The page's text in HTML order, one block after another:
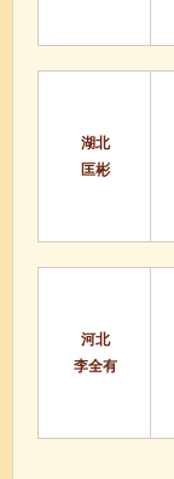
湖北
匡彬
河北
李全有